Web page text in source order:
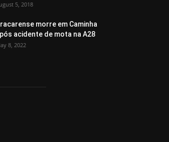
5, 2018
morre em Caminha
acidente de mota na A28
8, 2022